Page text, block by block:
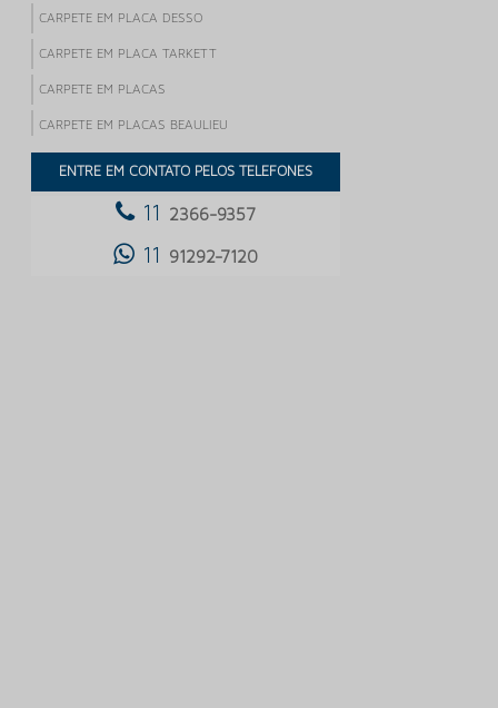
CARPETE EM PLACA DESSO
CARPETE EM PLACA TARKETT
CARPETE EM PLACAS
CARPETE EM PLACAS BEAULIEU
CARPETE EM PLACAS PARA PISO ELEVADO
CARPETE EM PLACAS VALOR
ENTRE EM CONTATO PELOS TELEFONES
11 2366-9357
11 91292-7120